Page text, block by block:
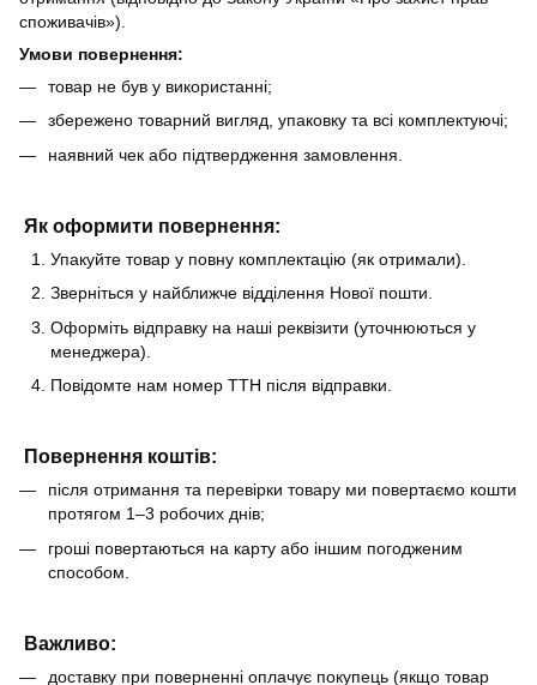
споживачів»).
Умови повернення:
товар не був у використанні;
збережено товарний вигляд, упаковку та всі комплектуючі;
наявний чек або підтвердження замовлення.
Як оформити повернення:
Упакуйте товар у повну комплектацію (як отримали).
Зверніться у найближче відділення Нової пошти.
Оформіть відправку на наші реквізити (уточнюються у
менеджера).
Повідомте нам номер ТТН після відправки.
Повернення коштів:
після отримання та перевірки товару ми повертаємо кошти
протягом 1–3 робочих днів;
гроші повертаються на карту або іншим погодженим
способом.
Важливо:
доставку при поверненні оплачує покупець (якщо товар